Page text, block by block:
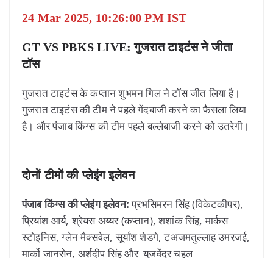
24 Mar 2025, 10:26:00 PM IST
GT VS PBKS LIVE:गुजरात टाइटंस ने जीता
टॉस
गुजरात टाइटंस के कप्तान शुभमन गिल ने टॉस जीत लिया है।
गुजरात टाइटंस की टीम ने पहले गेंदबाजी करने का फैसला लिया
है। और पंजाब किंग्स की टीम पहले बल्लेबाजी करने को उतरेगी।
दोनों टीमों की प्लेइंग इलेवन
पंजाब किंग्स की प्लेइंग इलेवन:प्रभसिमरन सिंह (विकेटकीपर),
प्रियांश आर्य, श्रेयस अय्यर (कप्तान), शशांक सिंह, मार्कस
स्टोइनिस, ग्लेन मैक्सवेल, सूर्यांश शेडगे, टअजमतुल्लाह उमरजई,
मार्को जानसेन, अर्शदीप सिंह और युजवेंद्र चहल